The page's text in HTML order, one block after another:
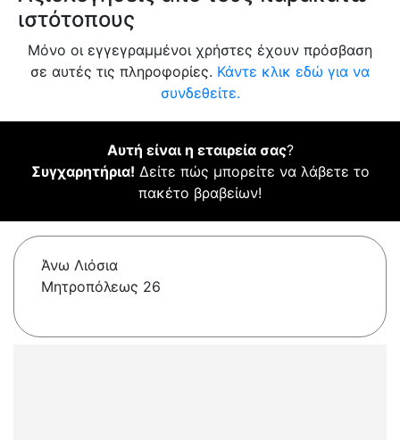
ιστότοπους
Μόνο οι εγγεγραμμένοι χρήστες έχουν πρόσβαση
σε αυτές τις πληροφορίες. Κάντε κλικ εδώ για να
συνδεθείτε.
Αυτή είναι η εταιρεία σας?
Συγχαρητήρια! Δείτε πώς μπορείτε να λάβετε το
πακέτο βραβείων!
Άνω Λιόσια
Μητροπόλεως 26